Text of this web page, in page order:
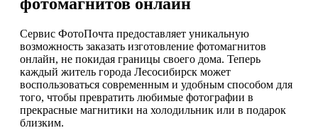
фотомагнитов онлайн
Сервис ФотоПочта предоставляет уникальную
возможность заказать изготовление фотомагнитов
онлайн, не покидая границы своего дома. Теперь
каждый житель города Лесосибирск может
воспользоваться современным и удобным способом для
того, чтобы превратить любимые фотографии в
прекрасные магнитики на холодильник или в подарок
близким.